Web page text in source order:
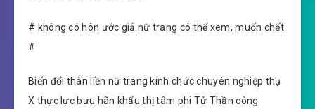
# không có hôn ước giả nữ trang có thể xem, muốn chết
#
Biến đổi thân liền nữ trang kính chức chuyên nghiệp thụ
X thực lực bưu hãn khẩu thị tâm phi Tử Thần công